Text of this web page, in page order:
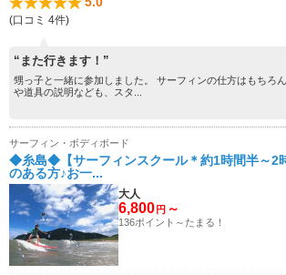
(口コミ 4件)
“また行きます！”
甥っ子と一緒に参加しました。 サーフィンの仕方はもちろ
や道具の説明なども、スタ...
サーフィン・ボディボード
◆糸島◆【サーフィンスクール＊約1時間半～2
のある方♪お一...
大人
6,800 円 ～
136ポイント～たまる！